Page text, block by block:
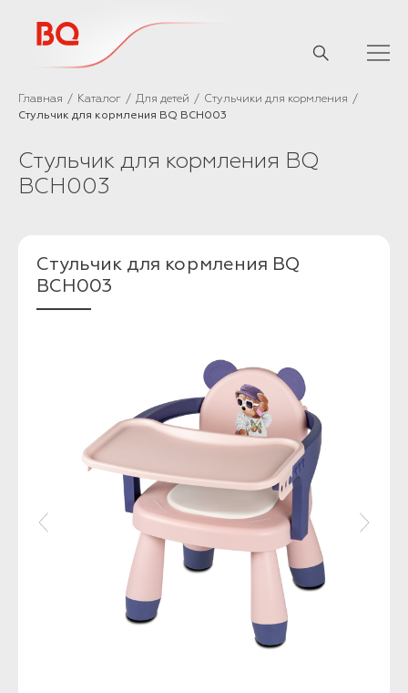
Главная Каталог Для детей
Стульчики для кормления
Стульчик для кормления BQ BCH003
Стульчик для кормления BQ
BCH003
Стульчик для кормления BQ
BCH003